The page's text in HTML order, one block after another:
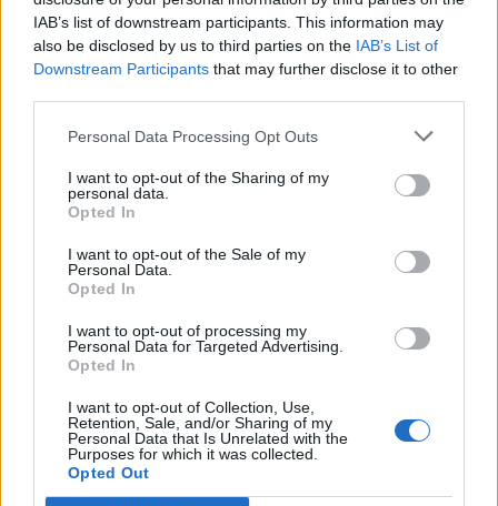
IAB’s list of downstream participants. This information may
also be disclosed by us to third parties on the IAB’s List of
Downstream Participants that may further disclose it to other
Personal Data Processing Opt Outs
I want to opt-out of the Sharing of my
personal data.
Opted In
I want to opt-out of the Sale of my
Personal Data.
Opted In
I want to opt-out of processing my
Personal Data for Targeted Advertising.
Opted In
I want to opt-out of Collection, Use,
Retention, Sale, and/or Sharing of my
Personal Data that Is Unrelated with the
Purposes for which it was collected.
Opted Out
Publicidad